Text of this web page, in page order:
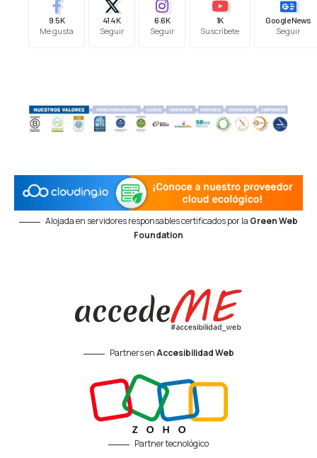
9.5K
Me gusta
41.4K
Seguir
6.6K
Seguir
1K
Suscríbete
Google News
Seguir
Alojada en servidores responsables certificados por la Green Web
Foundation
Partners enAccesibilidad Web
Partner tecnológico